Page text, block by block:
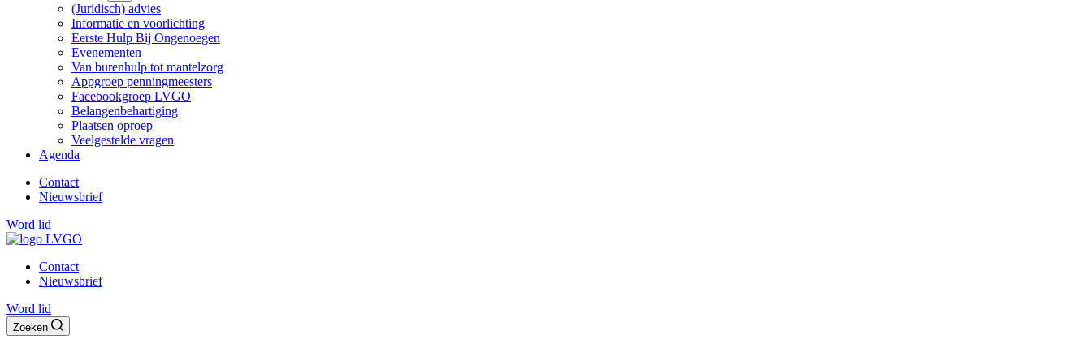
(Juridisch) advies
Informatie en voorlichting
Eerste Hulp Bij Ongenoegen
Evenementen
Van burenhulp tot mantelzorg
Appgroep penningmeesters
Facebookgroep LVGO
Belangenbehartiging
Plaatsen oproep
Veelgestelde vragen
Agenda
Contact
Nieuwsbrief
Word lid
Contact
Nieuwsbrief
Word lid
Zoeken